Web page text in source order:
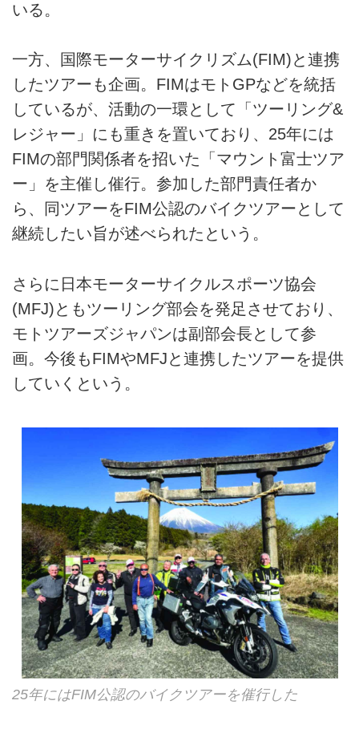
いる。
一方、国際モーターサイクリズム(FIM)と連携
したツアーも企画。FIMはモトGPなどを統括
しているが、活動の一環として「ツーリング&
レジャー」にも重きを置いており、25年には
FIMの部門関係者を招いた「マウント富士ツア
ー」を主催し催行。参加した部門責任者か
ら、同ツアーをFIM公認のバイクツアーとして
継続したい旨が述べられたという。
さらに日本モーターサイクルスポーツ協会
(MFJ)ともツーリング部会を発足させており、
モトツアーズジャパンは副部会長として参
画。今後もFIMやMFJと連携したツアーを提供
していくという。
25年にはFIM公認のバイクツアーを催行した